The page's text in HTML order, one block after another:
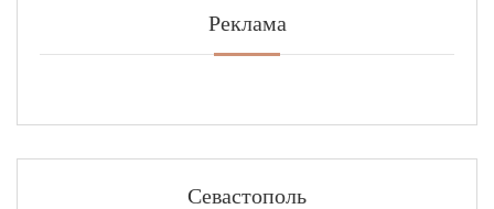
Реклама
Севастополь